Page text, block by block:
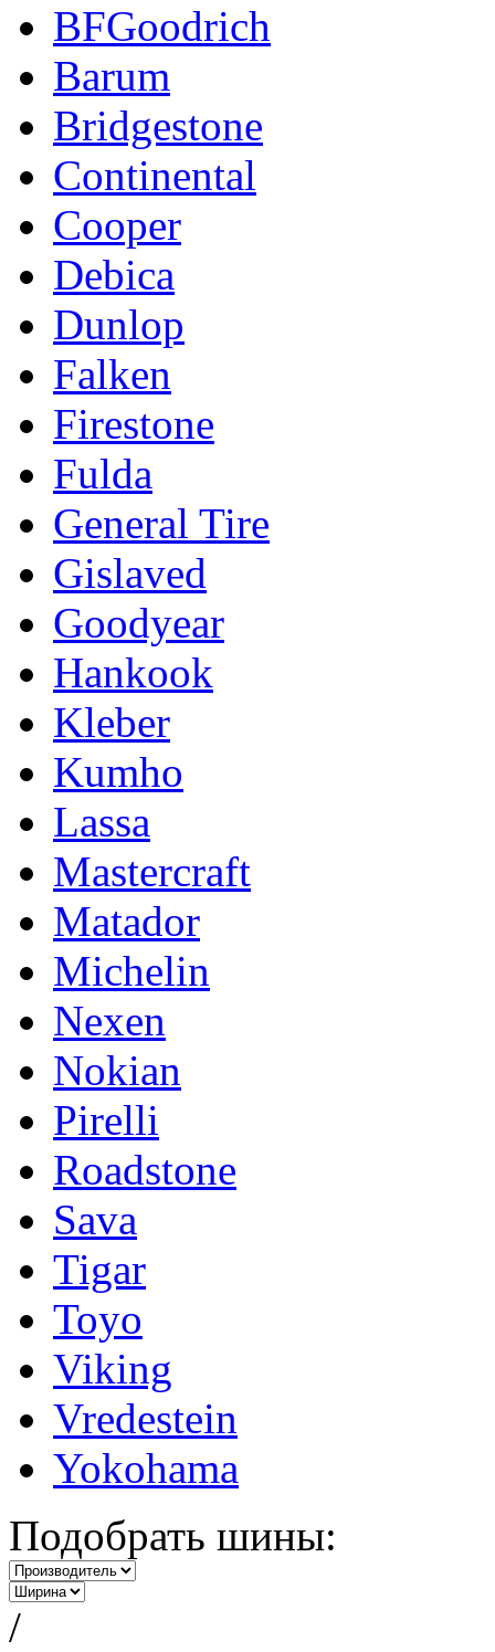
BFGoodrich
Barum
Bridgestone
Continental
Cooper
Debica
Dunlop
Falken
Firestone
Fulda
General Tire
Gislaved
Goodyear
Hankook
Kleber
Kumho
Lassa
Mastercraft
Matador
Michelin
Nexen
Nokian
Pirelli
Roadstone
Sava
Tigar
Toyo
Viking
Vredestein
Yokohama
Подобрать шины:
/